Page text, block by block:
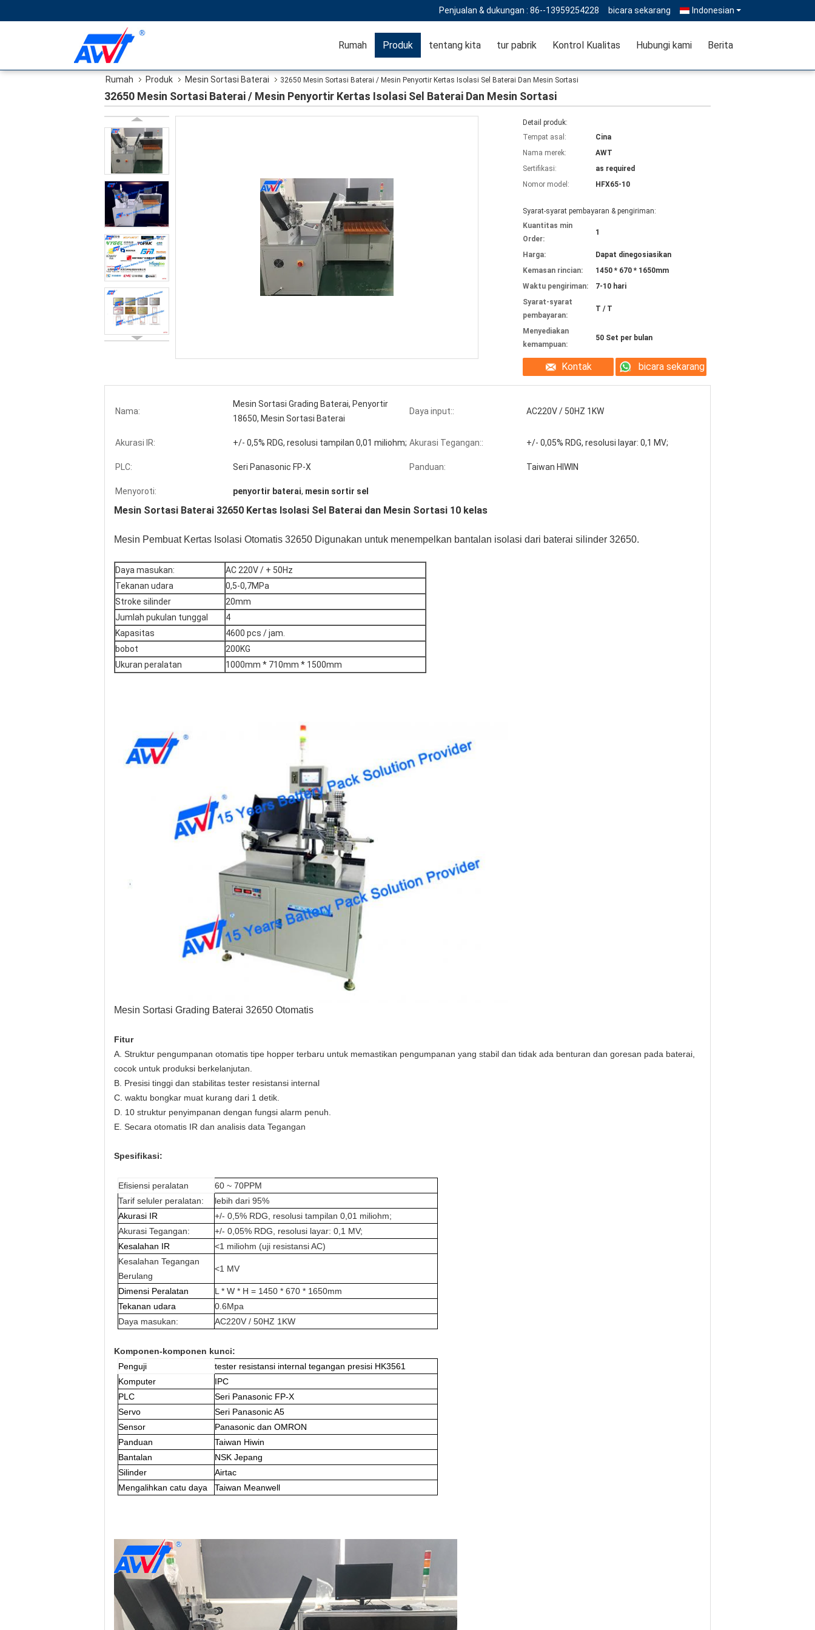
Penjualan & dukungan : 86--13959254228 bicara sekarang Indonesian
Rumah Produk tentang kita tur pabrik Kontrol Kualitas Hubungi kami Berita
Rumah Produk Mesin Sortasi Baterai 32650 Mesin Sortasi Baterai / Mesin Penyortir Kertas Isolasi Sel Baterai Dan Mesin Sortasi
32650 Mesin Sortasi Baterai / Mesin Penyortir Kertas Isolasi Sel Baterai Dan Mesin Sortasi
Detail produk:
Tempat asal:
Cina
Nama merek:
AWT
Sertifikasi:
as required
Nomor model:
HFX65-10
Syarat-syarat pembayaran & pengiriman:
Kuantitas min
Order:
1
Harga:
Dapat dinegosiasikan
Kemasan rincian:
1450 * 670 * 1650mm
Waktu pengiriman:
7-10 hari
Syarat-syarat
pembayaran:
T / T
Menyediakan
kemampuan:
50 Set per bulan
Kontak bicara sekarang
Nama:
Mesin Sortasi Grading Baterai, Penyortir
18650, Mesin Sortasi Baterai
Daya input:: AC220V / 50HZ 1KW
Akurasi IR: +/- 0,5% RDG, resolusi tampilan 0,01 miliohm; Akurasi Tegangan:: +/- 0,05% RDG, resolusi layar: 0,1 MV;
PLC: Seri Panasonic FP-X Panduan: Taiwan HIWIN
Menyoroti: penyortir baterai, mesin sortir sel
Mesin Sortasi Baterai 32650 Kertas Isolasi Sel Baterai dan Mesin Sortasi 10 kelas
Mesin Pembuat Kertas Isolasi Otomatis 32650 Digunakan untuk menempelkan bantalan isolasi dari baterai silinder 32650.
Daya masukan:
AC 220V / + 50Hz
Tekanan udara
0,5-0,7MPa
Stroke silinder
20mm
Jumlah pukulan tunggal
4
Kapasitas
4600 pcs / jam.
bobot
200KG
Ukuran peralatan
1000mm * 710mm * 1500mm
Mesin Sortasi Grading Baterai 32650 Otomatis
Fitur
A. Struktur pengumpanan otomatis tipe hopper terbaru untuk memastikan pengumpanan yang stabil dan tidak ada benturan dan goresan pada baterai,
cocok untuk produksi berkelanjutan.
B. Presisi tinggi dan stabilitas tester resistansi internal
C. waktu bongkar muat kurang dari 1 detik.
D. 10 struktur penyimpanan dengan fungsi alarm penuh.
E. Secara otomatis IR dan analisis data Tegangan
Spesifikasi:
Efisiensi peralatan
60 ~ 70PPM
Tarif seluler peralatan:
lebih dari 95%
Akurasi IR
+/- 0,5% RDG, resolusi tampilan 0,01 miliohm;
Akurasi Tegangan:
+/- 0,05% RDG, resolusi layar: 0,1 MV;
Kesalahan IR
<1 miliohm (uji resistansi AC)
Kesalahan Tegangan
Berulang
<1 MV
Dimensi Peralatan
L * W * H = 1450 * 670 * 1650mm
Tekanan udara
0.6Mpa
Daya masukan:
AC220V / 50HZ 1KW
Komponen-komponen kunci:
Penguji
tester resistansi internal tegangan presisi HK3561
Komputer
IPC
PLC
Seri Panasonic FP-X
Servo
Seri Panasonic A5
Sensor
Panasonic dan OMRON
Panduan
Taiwan Hiwin
Bantalan
NSK Jepang
Silinder
Airtac
Mengalihkan catu daya
Taiwan Meanwell